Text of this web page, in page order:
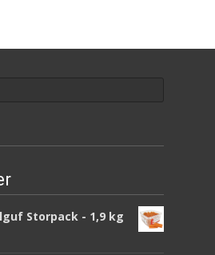
Storpack - 1,9 kg